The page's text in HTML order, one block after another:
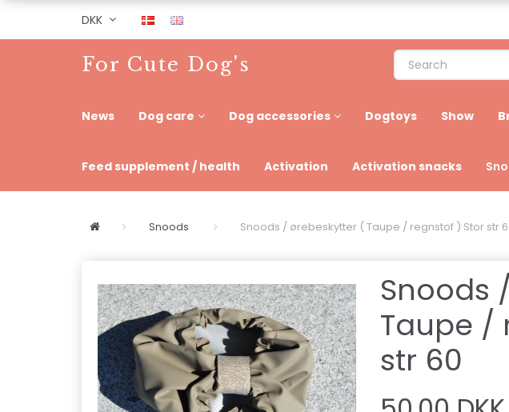
DKK
For Cute Dog's
News Dog care Dog accessories Dogtoys Show
Feed supplement / health Activation Activation snacks
Snoods Snoods / ørebeskytter ( Taupe / regnstof ) Stor str
Snoods
Taupe /
str 60